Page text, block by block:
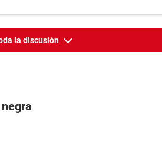
la discusión